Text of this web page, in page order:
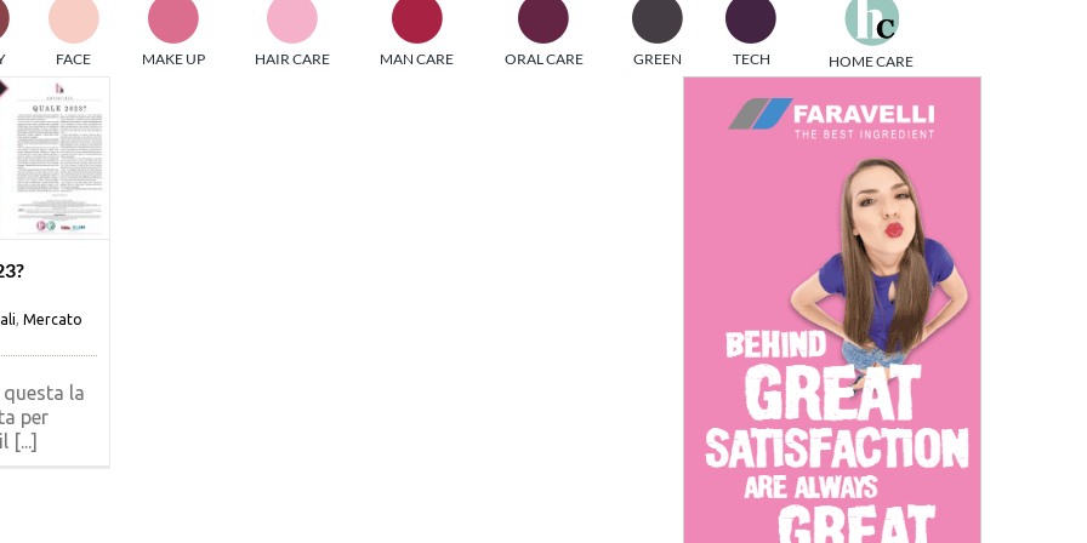
MEDIAGROUP racchiude un pool di società di comunicazione
specializzate nell’informazione b2b. Edizioni Turbo, in
attraverso numerose riviste verticali, fornisce strumenti di
che coinvolgono gli attori nei settori beauty, food,
entertainment e sport.
tuned!
FACE MAKE UP HAIR CARE MAN CARE ORAL CARE GREEN TECH HOME CARE
Mercato
questa la
per
[...]